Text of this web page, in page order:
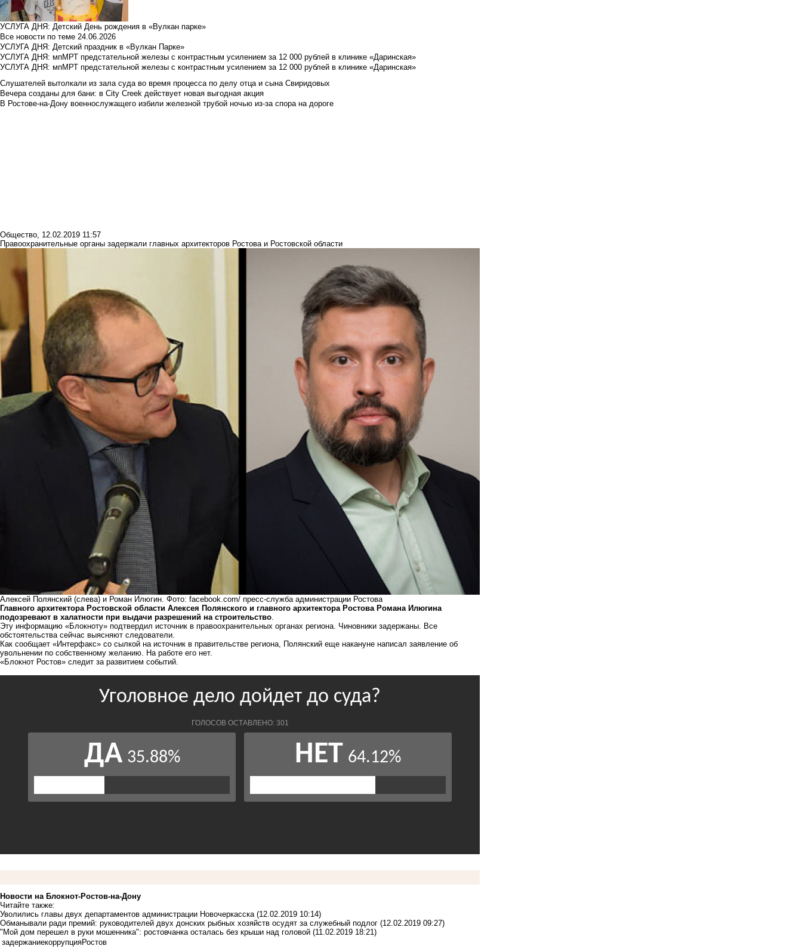
УСЛУГА ДНЯ: Детский День рождения в «Вулкан парке»
Все новости по теме 24.06.2026
УСЛУГА ДНЯ: Детский праздник в «Вулкан Парке»
УСЛУГА ДНЯ: мпМРТ предстательной железы с контрастным усилением за 12 000 рублей в клинике «Даринская»
УСЛУГА ДНЯ: мпМРТ предстательной железы с контрастным усилением за 12 000 рублей в клинике «Даринская»
Слушателей вытолкали из зала суда во время процесса по делу отца и сына Свиридовых
Вечера созданы для бани: в City Creek действует новая выгодная акция
В Ростове-на-Дону военнослужащего избили железной трубой ночью из-за спора на дороге
Общество, 12.02.2019 11:57
Правоохранительные органы задержали главных архитекторов Ростова и Ростовской области
Алексей Полянский (слева) и Роман Илюгин. Фото: facebook.com/ пресс-служба администрации Ростова
Главного архитектора Ростовской области Алексея Полянского и главного архитектора Ростова Романа Илюгина
подозревают в халатности при выдачи разрешений на строительство.
Эту информацию «Блокноту» подтвердил источник в правоохранительных органах региона. Чиновники задержаны. Все
обстоятельства сейчас выясняют следователи.
Как сообщает «Интерфакс» со сылкой на источник в правительстве региона, Полянский еще накануне написал заявление об
увольнении по собственному желанию. На работе его нет.
«Блокнот Ростов» следит за развитием событий.
Новости на Блoкнoт-Ростов-на-Дону
Читайте также:
Уволились главы двух департаментов администрации Новочеркасска (12.02.2019 10:14)
Обманывали ради премий: руководителей двух донских рыбных хозяйств осудят за служебный подлог (12.02.2019 09:27)
"Мой дом перешел в руки мошенника": ростовчанка осталась без крыши над головой (11.02.2019 18:21)
задержаниекоррупцияРостов